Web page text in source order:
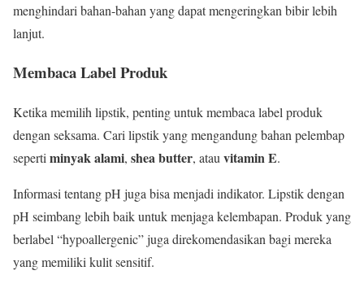
menghindari bahan-bahan yang dapat mengeringkan bibir lebih
lanjut.
Membaca Label Produk
Ketika memilih lipstik, penting untuk membaca label produk
dengan seksama. Cari lipstik yang mengandung bahan pelembap
seperti minyak alami, shea butter, atau vitamin E.
Informasi tentang pH juga bisa menjadi indikator. Lipstik dengan
pH seimbang lebih baik untuk menjaga kelembapan. Produk yang
berlabel “hypoallergenic” juga direkomendasikan bagi mereka
yang memiliki kulit sensitif.